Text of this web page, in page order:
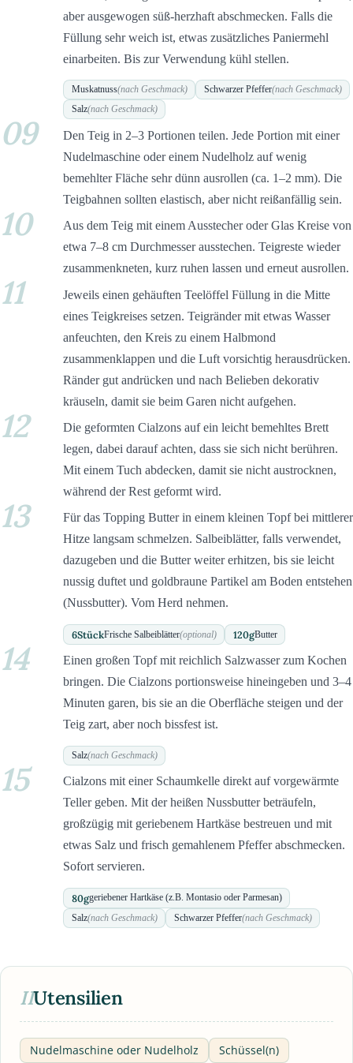
aber ausgewogen süß-herzhaft abschmecken. Falls die
Füllung sehr weich ist, etwas zusätzliches Paniermehl
einarbeiten. Bis zur Verwendung kühl stellen.
Muskatnuss(nach Geschmack) Schwarzer Pfeffer(nach Geschmack)
Salz(nach Geschmack)
09
Den Teig in 2–3 Portionen teilen. Jede Portion mit einer
Nudelmaschine oder einem Nudelholz auf wenig
bemehlter Fläche sehr dünn ausrollen (ca. 1–2 mm). Die
Teigbahnen sollten elastisch, aber nicht reißanfällig sein.
10
Aus dem Teig mit einem Ausstecher oder Glas Kreise von
etwa 7–8 cm Durchmesser ausstechen. Teigreste wieder
zusammenkneten, kurz ruhen lassen und erneut ausrollen.
11
Jeweils einen gehäuften Teelöffel Füllung in die Mitte
eines Teigkreises setzen. Teigränder mit etwas Wasser
anfeuchten, den Kreis zu einem Halbmond
zusammenklappen und die Luft vorsichtig herausdrücken.
Ränder gut andrücken und nach Belieben dekorativ
kräuseln, damit sie beim Garen nicht aufgehen.
12
Die geformten Cialzons auf ein leicht bemehltes Brett
legen, dabei darauf achten, dass sie sich nicht berühren.
Mit einem Tuch abdecken, damit sie nicht austrocknen,
während der Rest geformt wird.
13
Für das Topping Butter in einem kleinen Topf bei mittlerer
Hitze langsam schmelzen. Salbeiblätter, falls verwendet,
dazugeben und die Butter weiter erhitzen, bis sie leicht
nussig duftet und goldbraune Partikel am Boden entstehen
(Nussbutter). Vom Herd nehmen.
6StückFrische Salbeiblätter(optional) 120gButter
14
Einen großen Topf mit reichlich Salzwasser zum Kochen
bringen. Die Cialzons portionsweise hineingeben und 3–4
Minuten garen, bis sie an die Oberfläche steigen und der
Teig zart, aber noch bissfest ist.
Salz(nach Geschmack)
15
Cialzons mit einer Schaumkelle direkt auf vorgewärmte
Teller geben. Mit der heißen Nussbutter beträufeln,
großzügig mit geriebenem Hartkäse bestreuen und mit
etwas Salz und frisch gemahlenem Pfeffer abschmecken.
Sofort servieren.
80ggeriebener Hartkäse (z.B. Montasio oder Parmesan)
Salz(nach Geschmack) Schwarzer Pfeffer(nach Geschmack)
IIUtensilien
Nudelmaschine oder Nudelholz
Schüssel(n)